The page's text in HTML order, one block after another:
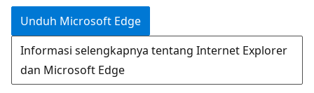
Unduh Microsoft Edge
Informasi selengkapnya tentang Internet Explorer
dan Microsoft Edge